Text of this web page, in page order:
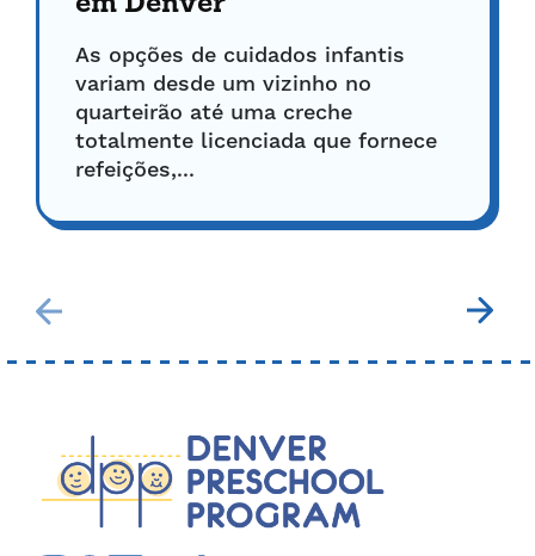
As opções de cuidados infantis
variam desde um vizinho no
quarteirão até uma creche
totalmente licenciada que fornece
refeições,...